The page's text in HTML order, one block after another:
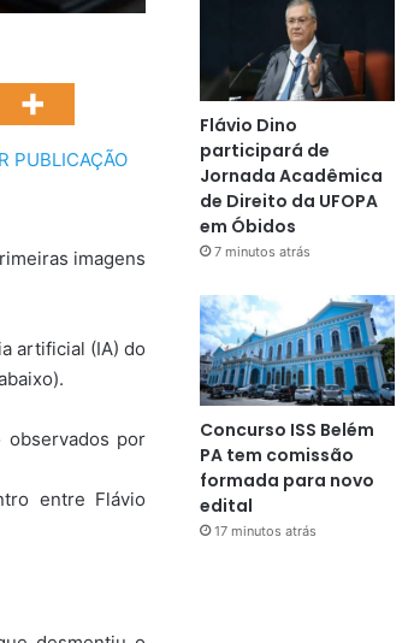
PUBLICAÇÃO
imagens
artificial (IA) do
observados por
entre Flávio
Flávio Dino
participará de
Jornada Acadêmica
de Direito da UFOPA
em Óbidos
7 minutos atrás
Concurso ISS Belém
PA tem comissão
formada para novo
edital
17 minutos atrás